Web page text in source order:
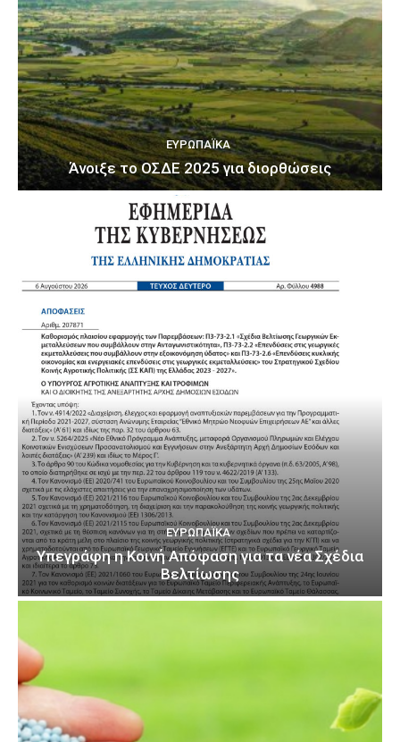
ΕΥΡΩΠΑΪΚΆ
Άνοιξε το ΟΣΔΕ 2025 για διορθώσεις
ΕΥΡΩΠΑΪΚΆ
Υπεγράφη η Κοινή Απόφαση για τα νέα Σχέδια
Βελτίωσης